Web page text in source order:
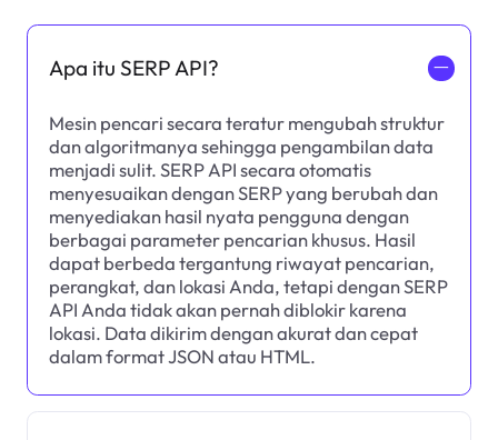
Apa itu SERP API? 一
Mesin pencari secara teratur mengubah struktur
dan algoritmanya sehingga pengambilan data
menjadi sulit. SERP API secara otomatis
menyesuaikan dengan SERP yang berubah dan
menyediakan hasil nyata pengguna dengan
berbagai parameter pencarian khusus. Hasil
dapat berbeda tergantung riwayat pencarian,
perangkat, dan lokasi Anda, tetapi dengan SERP
API Anda tidak akan pernah diblokir karena
lokasi. Data dikirim dengan akurat dan cepat
dalam format JSON atau HTML.